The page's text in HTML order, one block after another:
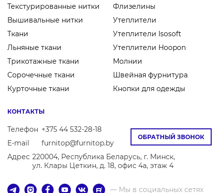
Текстурированные нитки
Вышивальные нитки
Ткани
Льняные ткани
Трикотажные ткани
Сорочечные ткани
Курточные ткани
Флизелины
Утеплители
Утеплители Isosoft
Утеплители Hoopon
Молнии
Швейная фурнитура
Кнопки для одежды
ОБРАТНЫЙ ЗВОНОК
КОНТАКТЫ
Телефон +375 44 532-28-18
E-mail
furnitop@furnitop.by
Адрес 220004, Республика Беларусь, г. Минск,
ул. Клары Цеткин, д. 18, офис 4а, этаж 4
— Мы в социальных сетях